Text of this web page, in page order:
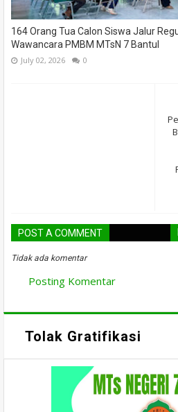
164 Orang Tua Calon Siswa Jalur
Wawancara PMBM MTsN 7 Bantul
July 02, 2026 0
POST A COMMENT
Tidak ada komentar
Posting Komentar
Tolak Gratifikasi